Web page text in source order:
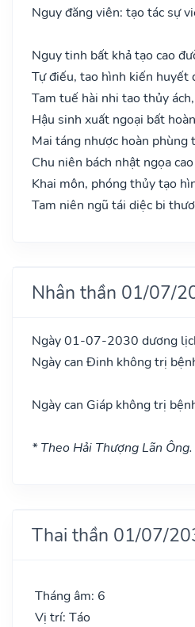
Nguy đăng viên: tạo tác sự
Nguy tinh bất khả tạo cao
Tự điếu, tao hình kiến huyết
Tam tuế hài nhi tao thủy ách,
Hậu sinh xuất ngoại bất
Mai táng nhược hoàn phùng
Chu niên bách nhật ngọa
Khai môn, phóng thủy tạo
Tam niên ngũ tái diệc bi
Nhân thần 01/07/
Ngày 01-07-2030 dương
Ngày can Đinh không trị
Ngày can Giáp không trị
* Theo Hải Thượng Lãn Ông.
Thai thần 01/07/
Tháng âm: 6
Vị trí: Táo